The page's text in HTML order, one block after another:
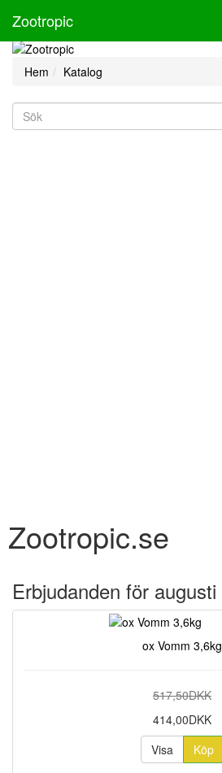
Zootropic
Hem Katalog
Zootropic.se
Erbjudanden för augusti
ox Vomm 3,6kg
517,50DKK
414,00DKK
Visa
Köp